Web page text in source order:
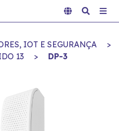
IOT E SEGURANÇA
>
13
> DP-3